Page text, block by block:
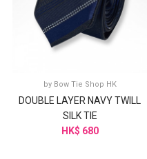
by Bow Tie Shop HK
DOUBLE LAYER NAVY TWILL
SILK TIE
HK$ 680